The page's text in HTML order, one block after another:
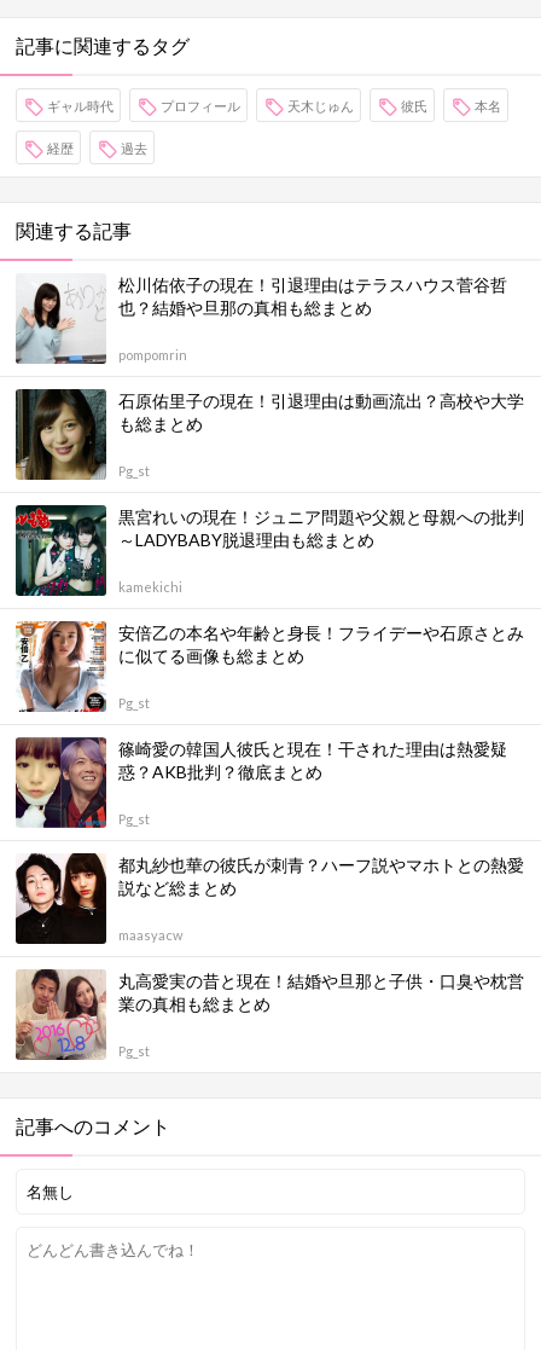
記事に関連するタグ
ギャル時代 プロフィール 天木じゅん 彼氏 本名
経歴 過去
関連する記事
松川佑依子の現在！引退理由はテラスハウス菅谷哲
也？結婚や旦那の真相も総まとめ
pompomrin
石原佑里子の現在！引退理由は動画流出？高校や大学
も総まとめ
Pg_st
黒宮れいの現在！ジュニア問題や父親と母親への批判
～LADYBABY脱退理由も総まとめ
kamekichi
安倍乙の本名や年齢と身長！フライデーや石原さとみ
に似てる画像も総まとめ
Pg_st
篠崎愛の韓国人彼氏と現在！干された理由は熱愛疑
惑？AKB批判？徹底まとめ
Pg_st
都丸紗也華の彼氏が刺青？ハーフ説やマホトとの熱愛
説など総まとめ
maasyacw
丸高愛実の昔と現在！結婚や旦那と子供・口臭や枕営
業の真相も総まとめ
Pg_st
記事へのコメント